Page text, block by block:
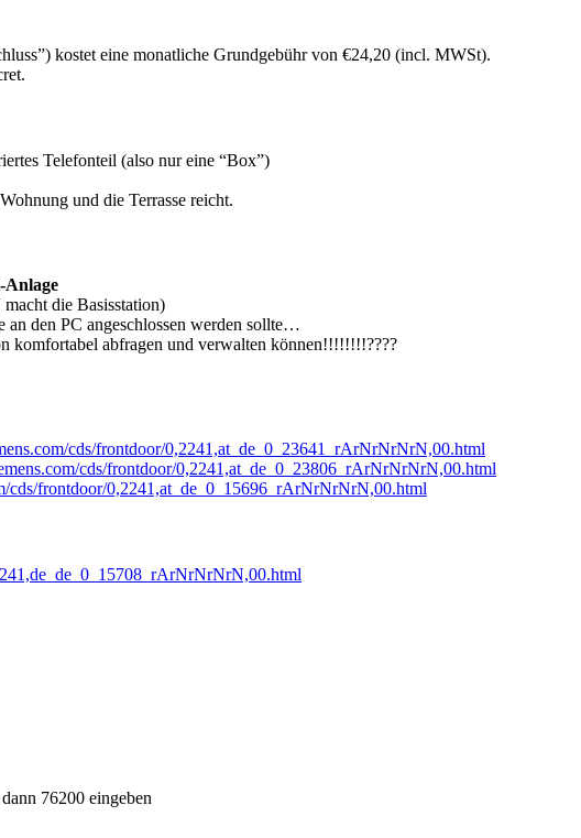
kostet eine monatliche Grundgebühr von €24,20 (incl. MWSt).
Telefonteil (also nur eine “Box”)
und die Terrasse reicht.
die Basisstation)
an den PC angeschlossen werden sollte…
komfortabel abfragen und verwalten können!!!!!!!!????
cds/frontdoor/0,2241,at_de_0_23641_rArNrNrNrN,00.html
cds/frontdoor/0,2241,at_de_0_23806_rArNrNrNrN,00.html
cds/frontdoor/0,2241,at_de_0_15696_rArNrNrNrN,00.html
76200 eingeben